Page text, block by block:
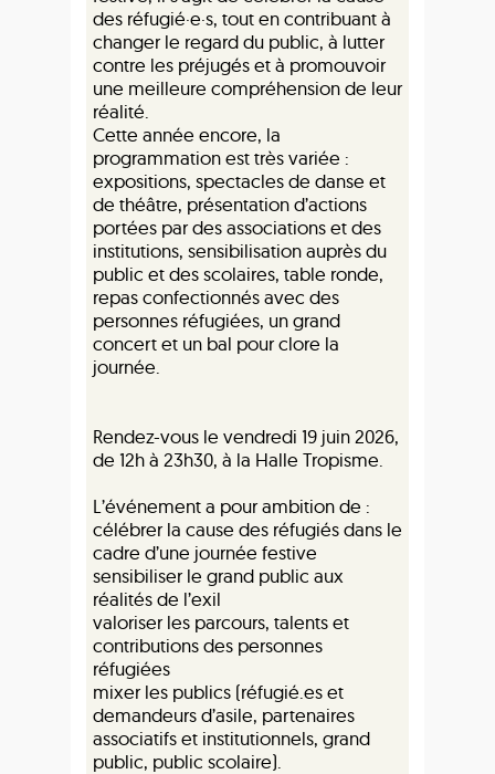
des réfugié·e·s, tout en contribuant à
changer le regard du public, à lutter
contre les préjugés et à promouvoir
une meilleure compréhension de leur
réalité.
Cette année encore, la
programmation est très variée :
expositions, spectacles de danse et
de théâtre, présentation d’actions
portées par des associations et des
institutions, sensibilisation auprès du
public et des scolaires, table ronde,
repas confectionnés avec des
personnes réfugiées, un grand
concert et un bal pour clore la
journée.
Rendez-vous le vendredi 19 juin 2026,
de 12h à 23h30, à la Halle Tropisme.
L’événement a pour ambition de :
célébrer la cause des réfugiés dans le
cadre d’une journée festive
sensibiliser le grand public aux
réalités de l’exil
valoriser les parcours, talents et
contributions des personnes
réfugiées
mixer les publics (réfugié.es et
demandeurs d’asile, partenaires
associatifs et institutionnels, grand
public, public scolaire).